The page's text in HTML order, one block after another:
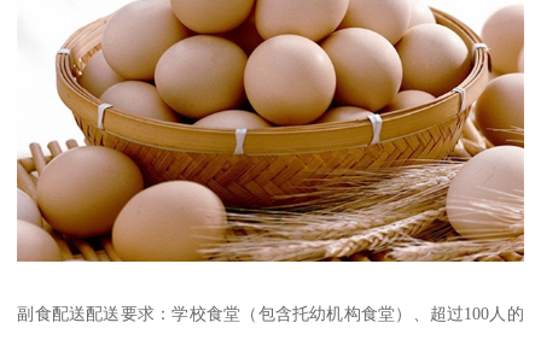
副食配送配送要求：学校食堂（包含托幼机构食堂）、超过100人的